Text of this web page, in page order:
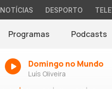
NOTÍCIAS DESPORTO
Programas Podcasts
Domingo no Mundo
Luís Oliveira